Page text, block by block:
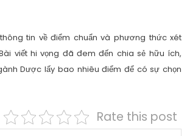
tin về điểm chuẩn và phương thức xét
viết hi vọng đã đem đến chia sẻ hữu ích,
Dược lấy bao nhiêu điểm để có sự chọn
Rate this post